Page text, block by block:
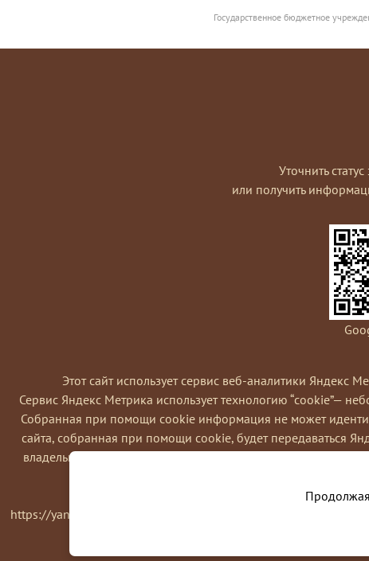
Продолжая
Государственное бюджетное
Уточнить
или получить
Этот сайт использует сервис веб-аналитики
Сервис Яндекс Метрика использует технологию “cookie”—
Coбранная при помощи cookie информация не может
сайта, собранная при помощи cookie, будет передаваться
владельца сайта, в частности, для оценки использования
Вы можете отказаться от
https://yandex.ru/support/metrika/general/opt-out.html Однако